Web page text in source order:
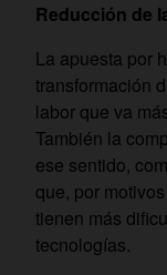
Reducción de
La apuesta por
transformación
labor que va
También la
ese sentido,
que, por
tienen más
tecnologías.